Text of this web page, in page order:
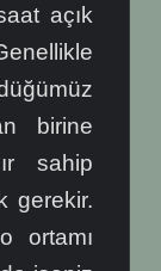
açık
birine
sahip
gerekir.
ortamı